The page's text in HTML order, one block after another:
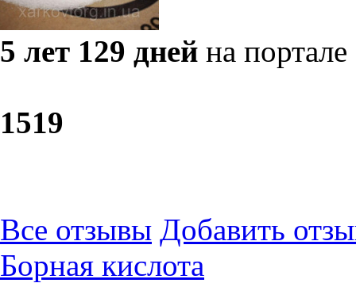
5 лет 129 дней на портале
1519
Все отзывы Добавить
Борная кислота